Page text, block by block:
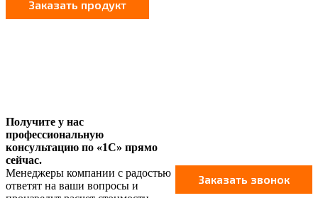
Получите у нас
профессиональную
консультацию по «1С» прямо
сейчас.
Менеджеры компании с радостью
ответят на ваши вопросы и